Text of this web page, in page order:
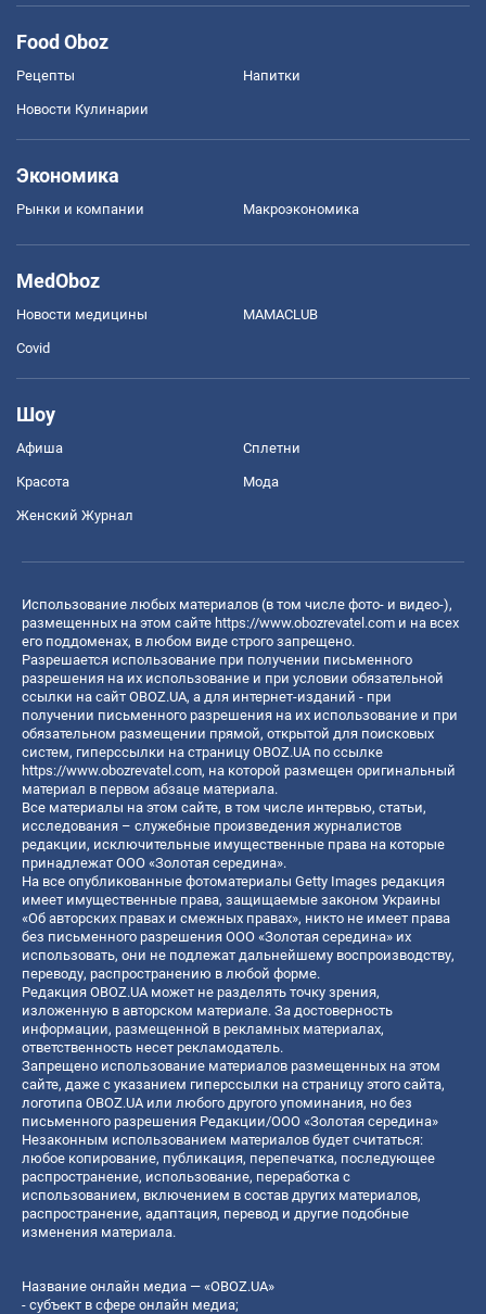
Food Oboz
Рецепты Напитки
Новости Кулинарии
Экономика
Рынки и компании Mакроэкономика
MedOboz
Новости медицины MAMACLUB
Covid
Шоу
Афиша Сплетни
Красота Мода
Женский Журнал
Использование любых материалов (в том числе фото- и видео-),
размещенных на этом сайте https://www.obozrevatel.com и на всех
его поддоменах, в любом виде строго запрещено.
Разрешается использование при получении письменного
разрешения на их использование и при условии обязательной
ссылки на сайт OBOZ.UA, а для интернет-изданий - при
получении письменного разрешения на их использование и при
обязательном размещении прямой, открытой для поисковых
систем, гиперссылки на страницу OBOZ.UA по ссылке
https://www.obozrevatel.com, на которой размещен оригинальный
материал в первом абзаце материала.
Все материалы на этом сайте, в том числе интервью, статьи,
исследования – служебные произведения журналистов
редакции, исключительные имущественные права на которые
принадлежат ООО «Золотая середина».
На все опубликованные фотоматериалы Getty Images редакция
имеет имущественные права, защищаемые законом Украины
«Об авторских правах и смежных правах», никто не имеет права
без письменного разрешения ООО «Золотая середина» их
использовать, они не подлежат дальнейшему воспроизводству,
переводу, распространению в любой форме.
Редакция OBOZ.UA может не разделять точку зрения,
изложенную в авторском материале. За достоверность
информации, размещенной в рекламных материалах,
ответственность несет рекламодатель.
Запрещено использование материалов размещенных на этом
сайте, даже с указанием гиперссылки на страницу этого сайта,
логотипа OBOZ.UA или любого другого упоминания, но без
письменного разрешения Редакции/ООО «Золотая середина»
Незаконным использованием материалов будет считаться:
любое копирование, публикация, перепечатка, последующее
распространение, использование, переработка с
использованием, включением в состав других материалов,
распространение, адаптация, перевод и другие подобные
изменения материала.
Название онлайн медиа — «OBOZ.UA»
- субъект в сфере онлайн медиа;